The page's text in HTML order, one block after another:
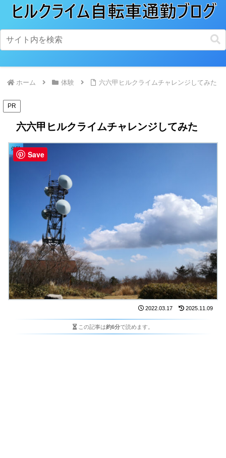
ホーム 体験 六六甲ヒルクライムチャレンジしてみた
PR
六六甲ヒルクライムチャレンジしてみた
体験
2022.03.17 2025.11.09
この記事は約6分で読めます。
Save